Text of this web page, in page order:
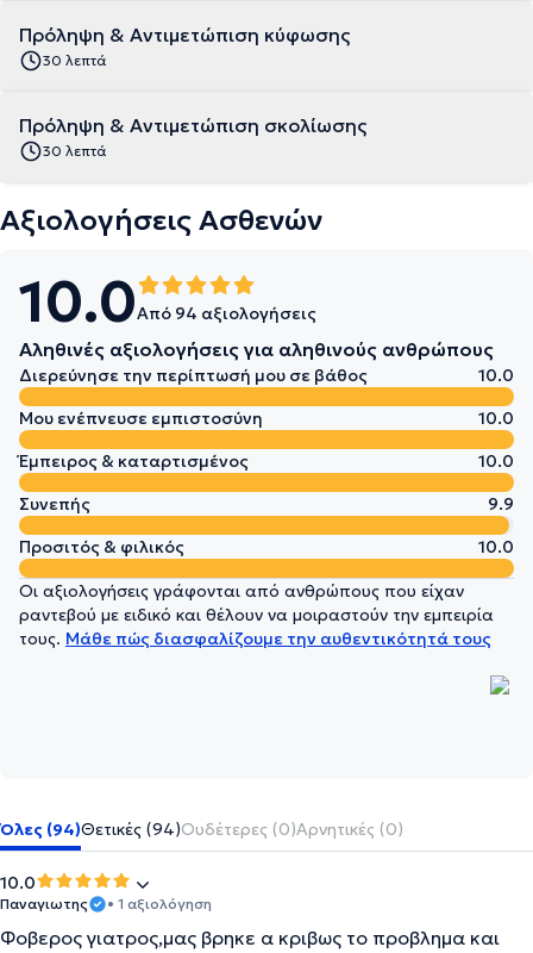
Πρόληψη & Αντιμετώπιση κύφωσης
30 λεπτά
Πρόληψη & Αντιμετώπιση σκολίωσης
30 λεπτά
Αξιολογήσεις Ασθενών
10.0Από 94 αξιολογήσεις
Αληθινές αξιολογήσεις για αληθινούς ανθρώπους
Διερεύνησε την περίπτωσή μου σε βάθος
10.0
Μου ενέπνευσε εμπιστοσύνη
10.0
Έμπειρος & καταρτισμένος
10.0
Συνεπής
9.9
Προσιτός & φιλικός
10.0
Οι αξιολογήσεις γράφονται από ανθρώπους που είχαν
ραντεβού με ειδικό και θέλουν να μοιραστούν την εμπειρία
τους. Μάθε πώς διασφαλίζουμε την αυθεντικότητά τους
Όλες (94)Θετικές (94)Ουδέτερες (0)Αρνητικές (0)
10.0
Παναγιωτης • 1 αξιολόγηση
Φοβερος γιατρος,μας βρηκε α κριβως το προβλημα και